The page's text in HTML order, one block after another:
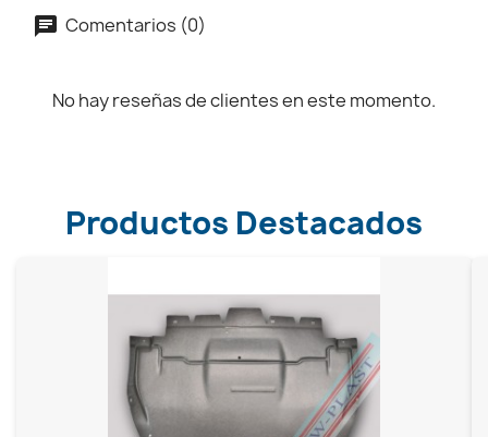
Comentarios (0)
No hay reseñas de clientes en este momento.
Productos Destacados